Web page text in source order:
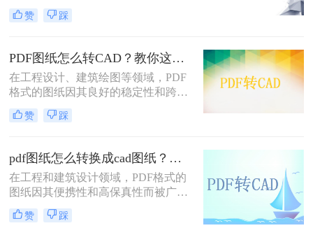
平台、不易被修改的特性而备受青
睐。然而，在工程设计领域，
因其可编辑性和精确性成为行业标
准。因此，将PDF图纸转换成CAD图
纸成为许多设计师和工程师的常见需
求。那么pdf图纸如何转换成cad图纸
呢？本文将介绍三种将PDF图纸转换
成CAD图纸的方法。
赞 踩
PDF图纸怎么转CAD？教你这三种实用方法！
在工程设计、建筑绘图等领域，PDF
格式的图纸因其良好的稳定性和跨平
台性而得到广泛应用。然而，有时需
要将PDF图纸转换为CAD文件，以便
步设计。那么PDF图纸怎么转CAD
呢？本文将介绍三种将PDF图纸转换
为CAD文件的实用方法。
赞 踩
pdf图纸怎么转换成cad图纸？来看看这两种实用方法详解！
在工程和建筑设计领域，PDF格式的
图纸因其便携性和高保真性而被广泛
使用。然而，为了进行更深入的编辑
和修改，设计师们往往需要将PDF图
赞 踩